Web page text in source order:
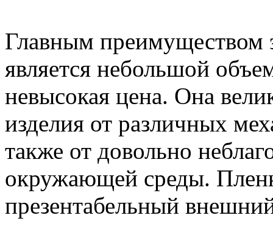
Главным преимуществом
является небольшой
невысокая цена. Она
изделия от различных
также от довольно
окружающей среды.
презентабельный